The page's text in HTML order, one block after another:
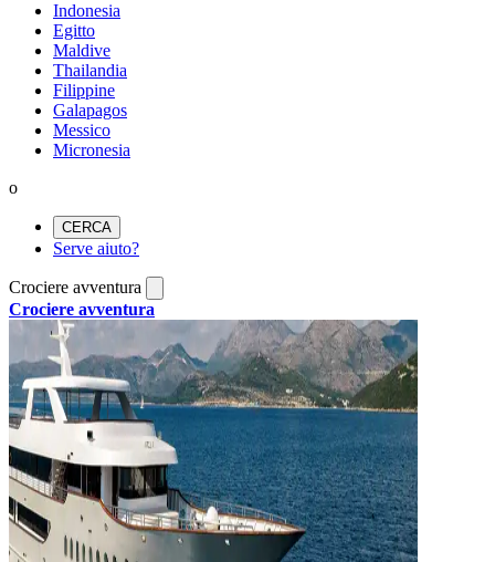
Indonesia
Egitto
Maldive
Thailandia
Filippine
Galapagos
Messico
Micronesia
o
CERCA
Serve aiuto?
Crociere avventura
Crociere avventura